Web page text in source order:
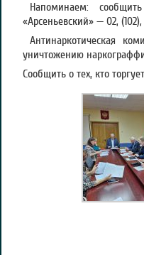
Напоминаем:
«Арсеньевский» — 02,
Антинаркотическая
уничтожению
Сообщить о тех, кто